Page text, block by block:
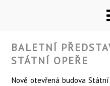
BALETNÍ
STÁTNÍ OPEŘE
Nově otevřená budova